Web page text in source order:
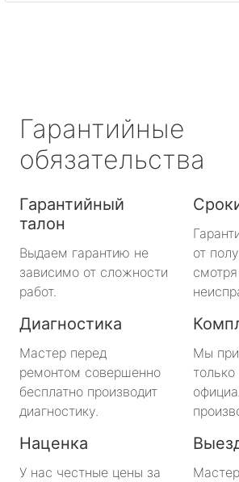
Гарантийные
обязательства
Гарантийный
талон
Выдаем гарантию не
зависимо от сложности
работ.
от
Диагностика
Мастер перед
ремонтом совершенно
бесплатно производит
диагностику.
Мы
только
Наценка
У нас честные цены за